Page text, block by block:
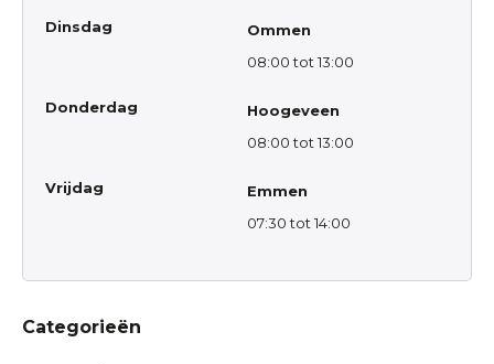
Dinsdag
Ommen
08:00 tot 13:00
Donderdag
Hoogeveen
08:00 tot 13:00
Vrijdag
Emmen
07:30 tot 14:00
Categorieën